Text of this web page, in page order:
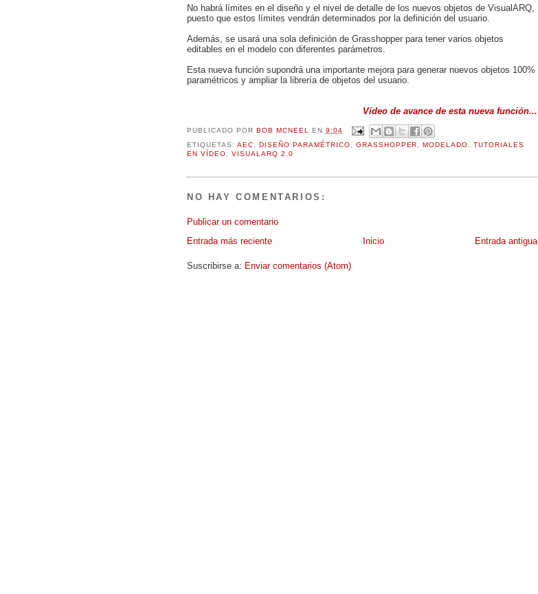
No habrá límites en el diseño y el nivel de detalle de los nuevos objetos de VisualARQ,
puesto que estos límites vendrán determinados por la definición del usuario.
Además, se usará una sola definición de Grasshopper para tener varios objetos
editables en el modelo con diferentes parámetros.
Esta nueva función supondrá una importante mejora para generar nuevos objetos 100%
paramétricos y ampliar la librería de objetos del usuario.
Vídeo de avance de esta nueva función...
PUBLICADO POR BOB MCNEEL EN 9:04
ETIQUETAS: AEC, DISEÑO PARAMÉTRICO, GRASSHOPPER, MODELADO,TUTORIALES
EN VÍDEO, VISUALARQ 2.0
NO HAY COMENTARIOS:
Publicar un comentario
Entrada más reciente
Entrada antigua
Inicio
Suscribirse a: Enviar comentarios (Atom)